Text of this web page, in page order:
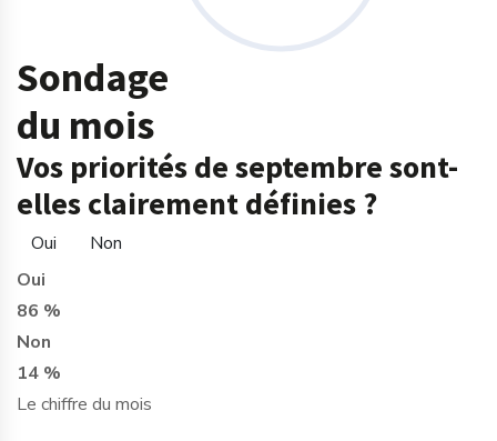
Sondage
du mois
Vos priorités de septembre sont-
elles clairement définies ?
Oui
Non
Oui
86 %
Non
14 %
Le chiffre du mois